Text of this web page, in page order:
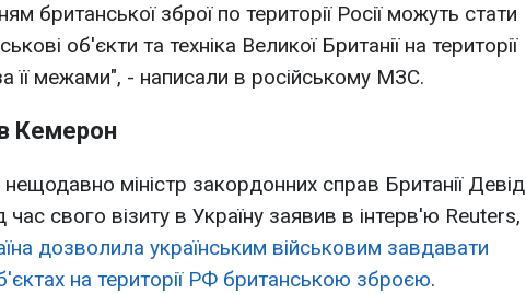
британської зброї по території Росії можуть стати
об'єкти та техніка Великої Британії на території
її межами", - написали в російському МЗС.
Кемерон
міністр закордонних справ Британії Девід
час свого візиту в Україну заявив в інтерв'ю Reuters,
дозволила українським військовим завдавати
на території РФ британською зброєю.